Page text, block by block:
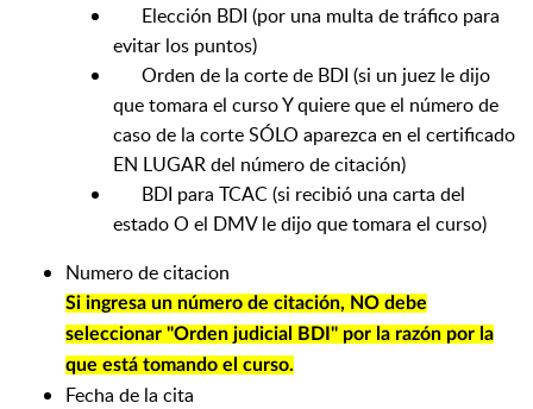
Elección BDI (por una multa de tráfico para
evitar los puntos)
Orden de la corte de BDI (si un juez le dijo
que tomara el curso Y quiere que el número de
caso de la corte SÓLO aparezca en el certificado
EN LUGAR del número de citación)
BDI para TCAC (si recibió una carta del
estado O el DMV le dijo que tomara el curso)
Numero de citacion
Si ingresa un número de citación, NO debe
seleccionar "Orden judicial BDI" por la razón por la
que está tomando el curso.
Fecha de la cita